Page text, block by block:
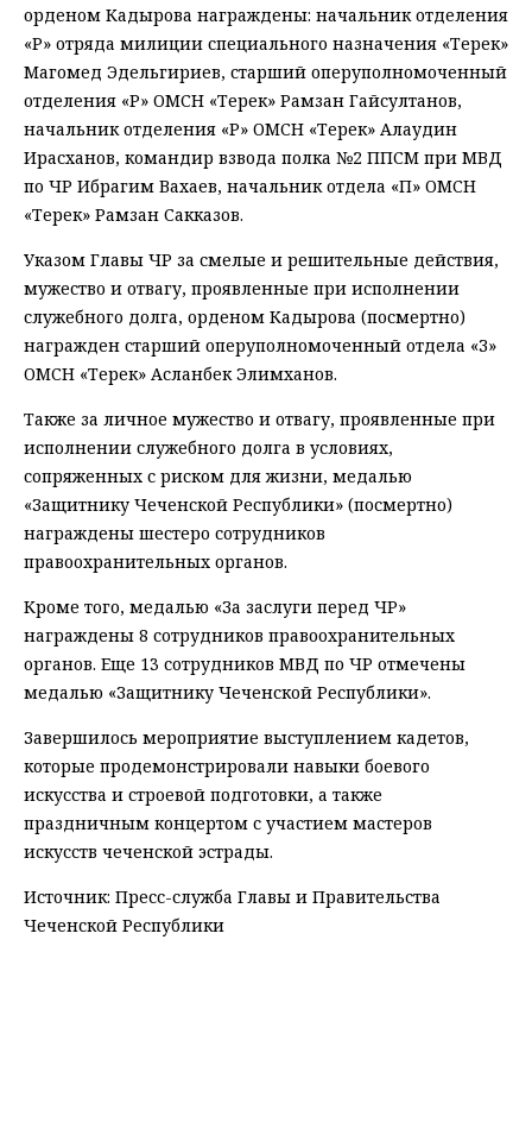
орденом Кадырова награждены: начальник отделения
«Р» отряда милиции специального назначения «Терек»
Магомед Эдельгириев, старший оперуполномоченный
отделения «Р» ОМСН «Терек» Рамзан Гайсултанов,
начальник отделения «Р» ОМСН «Терек» Алаудин
Ирасханов, командир взвода полка №2 ППСМ при МВД
по ЧР Ибрагим Вахаев, начальник отдела «П» ОМСН
«Терек» Рамзан Сакказов.
Указом Главы ЧР за смелые и решительные действия,
мужество и отвагу, проявленные при исполнении
служебного долга, орденом Кадырова (посмертно)
награжден старший оперуполномоченный отдела «З»
ОМСН «Терек» Асланбек Элимханов.
Также за личное мужество и отвагу, проявленные при
исполнении служебного долга в условиях,
сопряженных с риском для жизни, медалью
«Защитнику Чеченской Республики» (посмертно)
награждены шестеро сотрудников
правоохранительных органов.
Кроме того, медалью «За заслуги перед ЧР»
награждены 8 сотрудников правоохранительных
органов. Еще 13 сотрудников МВД по ЧР отмечены
медалью «Защитнику Чеченской Республики».
Завершилось мероприятие выступлением кадетов,
которые продемонстрировали навыки боевого
искусства и строевой подготовки, а также
праздничным концертом с участием мастеров
искусств чеченской эстрады.
Источник: Пресс-служба Главы и Правительства
Чеченской Республики